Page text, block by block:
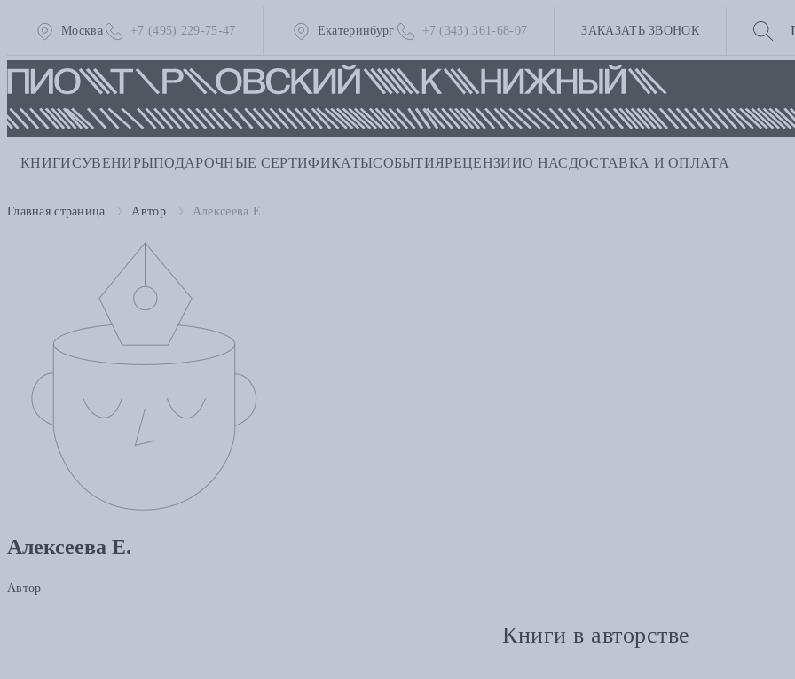
Москва +7 (495) 229-75-47 Екатеринбург +7 (343) 361-68-07 ЗАКАЗАТЬ ЗВОНОК
КНИГИСУВЕНИРЫПОДАРОЧНЫЕ СЕРТИФИКАТЫСОБЫТИЯРЕЦЕНЗИИО НАС ДОСТАВКА И ОПЛАТА
Главная страница Автор Алексеева Е.
Алексеева Е.
Автор
Книги в авторстве